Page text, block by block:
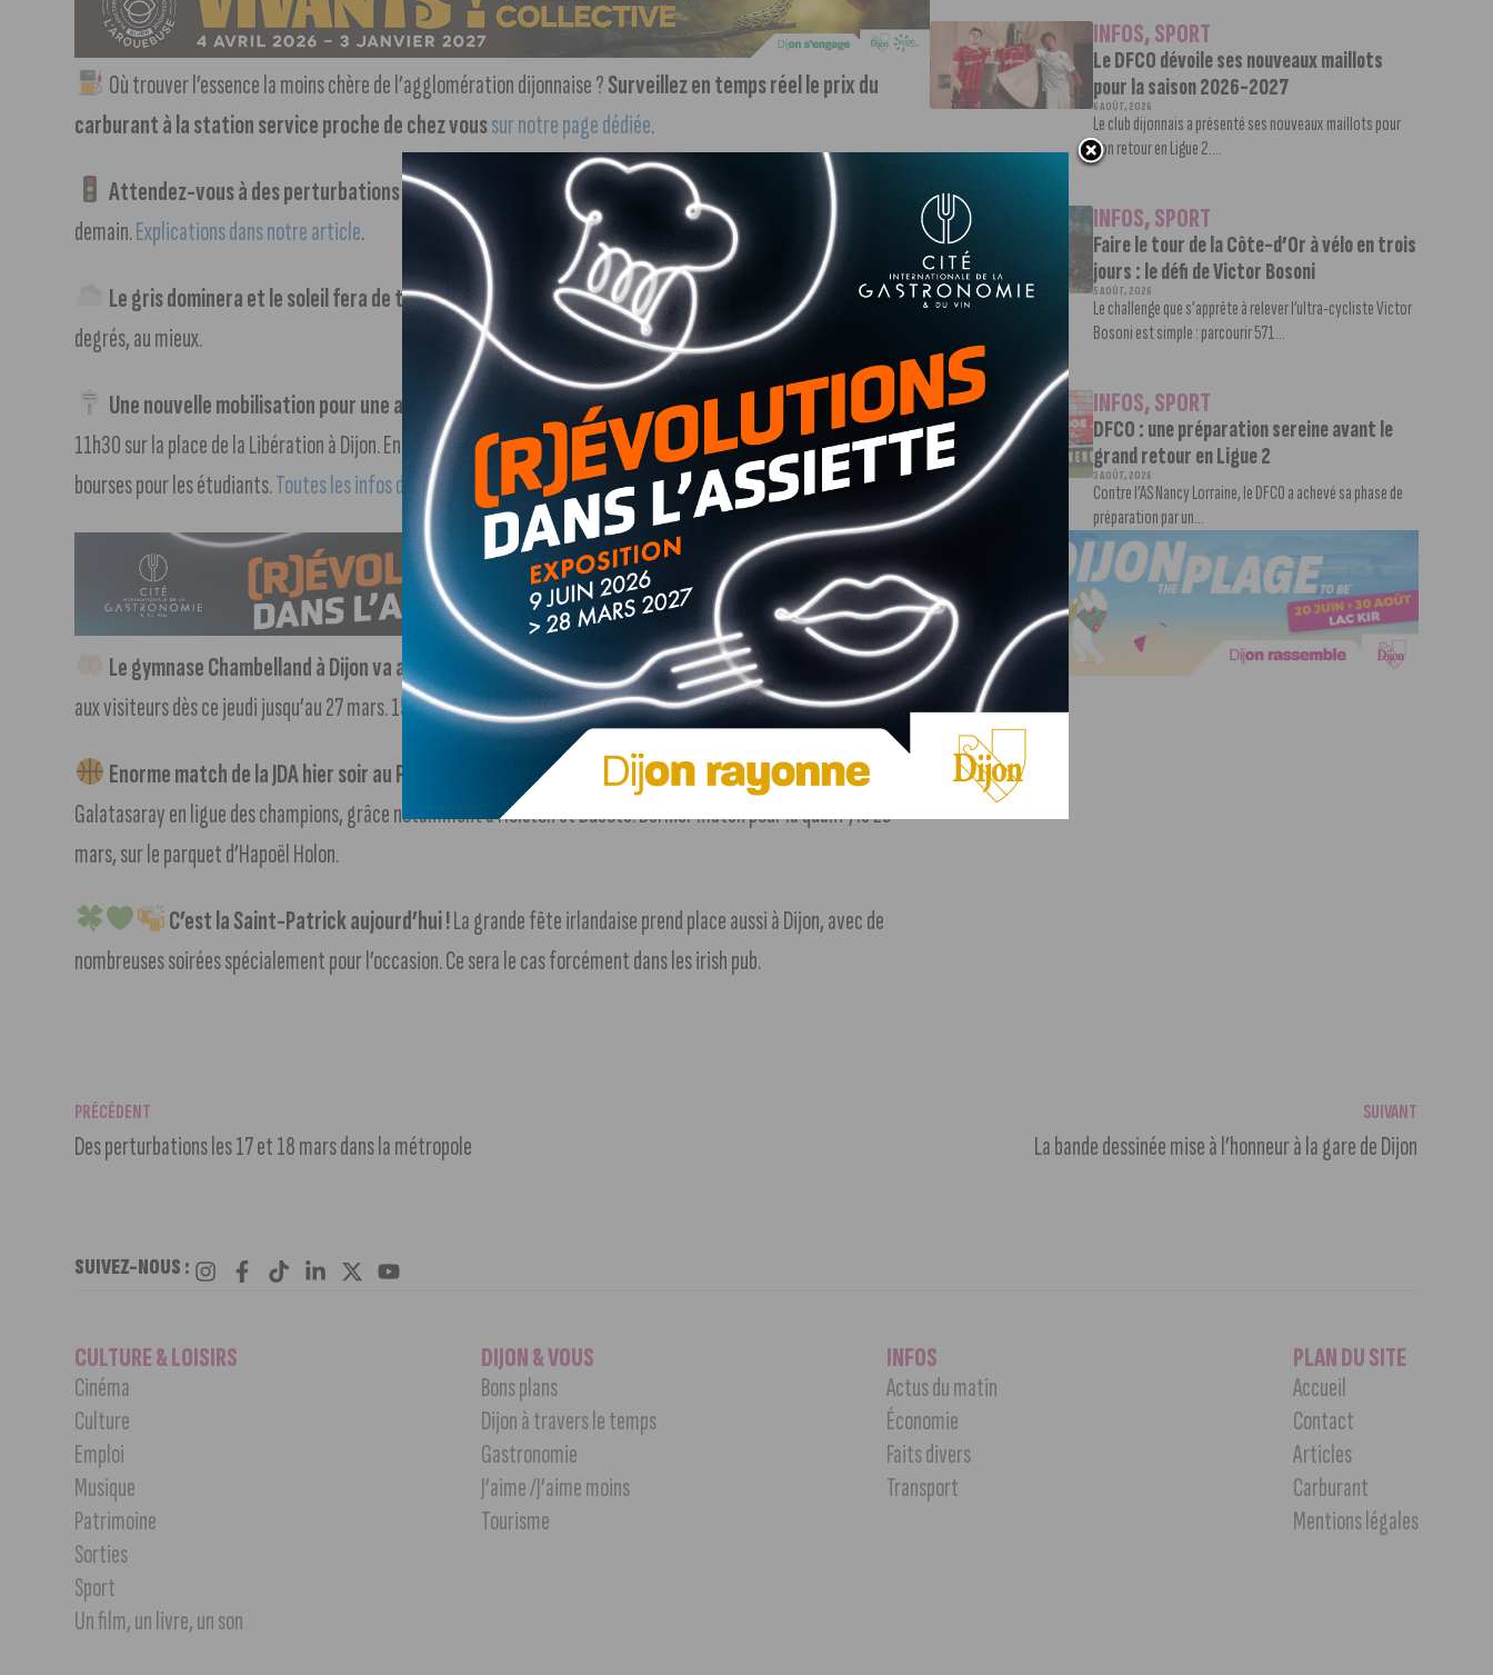
Où trouver l’essence la moins chère de l’agglomération dijonnaise ?Surveillez en temps réel le prix du
carburant à la station service proche de chez voussur notre page dédiée.
Attendez-vous à des perturbations de stationnement et de circulationen centre-ville aujourd’hui et
demain.Explications dans notre article.
Le gris dominera et le soleil fera de timides apparitions…Le mercure sera en baisse et n’affichera que 13
degrés, au mieux.
Une nouvelle mobilisation pour une augmentation des salaires et des pensions
. Manifestation prévue à
11h30 sur la place de la Libération à Dijon. En ligne de mire également, le point d’indice et le SMIC, ainsi que les
bourses pour les étudiants.Toutes les infos dans notre article.
Le gymnase Chambelland à Dijon va accueillir des réfugiés ukrainiens. Le gymnase sera donc indisponible
aux visiteurs dès ce jeudi jusqu’au 27 mars. 150 réfugiés ukrainiens sont attendus.
Enorme match de la JDA hier soir au Palais des Sports.Les basketteurs dijonnais se sont imposés 80-69 sur
Galatasaray en ligue des champions, grâce notamment à Holston et Ducoté. Dernier match pour la qualif’, le 23
mars, sur le parquet d’Hapoël Holon.
C’est la Saint-Patrick aujourd’hui !La grande fête irlandaise prend place aussi à Dijon, avec de
nombreuses soirées spécialement pour l’occasion. Ce sera le cas forcément dans les irish pub.
INFOS,SPORT
Le DFCO dévoile ses nouveaux maillots
pour la saison 2026-2027
6 AOÛT, 2026
Le club dijonnais a présenté ses nouveaux maillots pour
son retour en Ligue 2....
INFOS,SPORT
Faire le tour de la Côte-d’Or à vélo en trois
jours : le défi de Victor Bosoni
5 AOÛT, 2026
Le challenge que s’apprête à relever l’ultra-cycliste Victor
Bosoni est simple : parcourir 571...
INFOS,SPORT
DFCO : une préparation sereine avant le
grand retour en Ligue 2
3 AOÛT, 2026
Contre l’AS Nancy Lorraine, le DFCO a achevé sa phase de
préparation par un...
PRÉCÉDENT
Des perturbations les 17 et 18 mars dans la métropole
SUIVANT
La bande dessinée mise à l’honneur à la gare de Dijon
SUIVEZ-NOUS :
CULTURE & LOISIRS
Cinéma
Culture
Emploi
Musique
Patrimoine
Sorties
Sport
Un film, un livre, un son
DIJON & VOUS
Bons plans
Dijon à travers le temps
Gastronomie
J’aime /J’aime moins
Tourisme
INFOS
Actus du matin
Économie
Faits divers
Transport
PLAN DU SITE
Accueil
Contact
Articles
Carburant
Mentions légales